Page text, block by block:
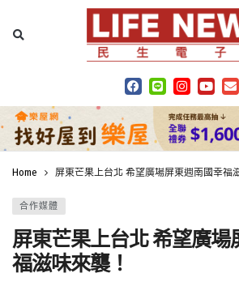
Home 屏東芒果上台北 希望廣場屏東週南國幸福
合作媒體
屏東芒果上台北 希望廣場
福滋味來襲！